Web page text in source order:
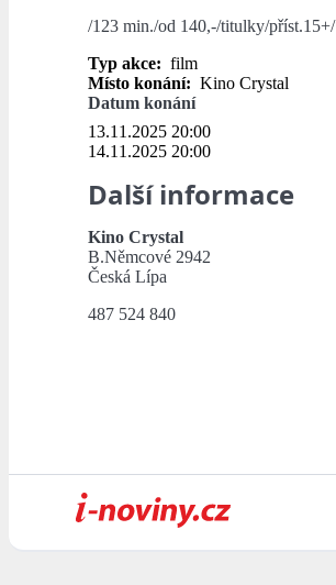
/123 min./od 140,-/titulky/příst.15+/
Typ akce: film
Místo konání: Kino Crystal
Datum konání
13.11.2025 20:00
14.11.2025 20:00
Další informace
Kino Crystal
B.Němcové 2942
Česká Lípa
487 524 840